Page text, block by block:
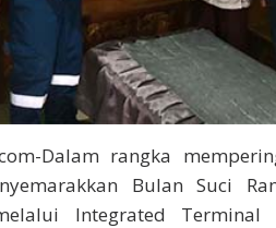
Dalam rangka
Bulan Suci
Integrated Terminal